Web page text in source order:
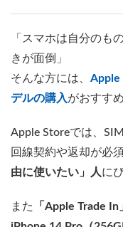
「スマホは自分のも
きが面倒」
そんな方には、 Apple
デルの購入がおすす
Apple Storeでは、
回線契約や返却が必
由に使いたい」人に
また 「Apple Trade In